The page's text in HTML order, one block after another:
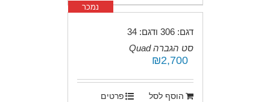
נמכר
דגם: 306 ודגם: 34
סט הגברה Quad
₪2,700
הוסף לסל
פרטים